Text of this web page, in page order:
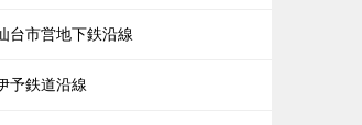
台市営地下鉄沿線
予鉄道沿線